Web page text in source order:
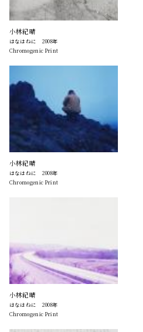
小林紀晴
はなはねに 2008年
Chromogenic Print
小林紀晴
はなはねに 2008年
Chromogenic Print
小林紀晴
はなはねに 2008年
Chromogenic Print